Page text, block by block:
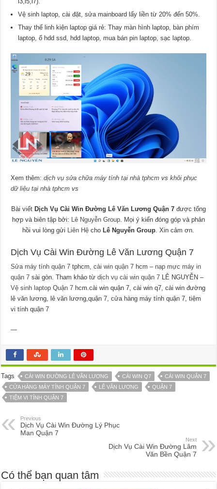
Vệ sinh laptop, cài đặt, sửa mainboard lấy liền từ 20% đến 50%.
Thay thế linh kiện laptop giá rẻ: Thay màn hình laptop, bàn phím
laptop, ổ hdd ssd, hdd laptop, mua bán pin laptop, sạc laptop.
Xem thêm:dịch vụ sửa chữa máy tính tại nhà tphcm vskhôi phục
dữ liệu tại nhà tphcm vs
Bài viết Dịch Vụ Cài Win Đường Lê Văn Lương Quận 7 được tổng
hợp và biên tập bởi: Lê Nguyễn Group. Mọi ý kiến đóng góp và phản
hồi vui lòng gửi Liên Hệ cho Lê Nguyễn Group. Xin cảm ơn.
Dịch Vụ Cài Win Đường Lê Văn Lương Quận 7
Sửa máy tính quận 7 tphcm,cài win quận 7 hcm – nạp mực máy in
quận 7 sài gòn. Tham khảo từdịch vụ cài win quận 7 LÊ NGUYỄN –
Vệ sinh laptop Quận 7 hcm.cài win quận 7, cài win q7, cài win đường
lê văn lương, lê văn lương,quận 7, cửa hàng máy tính quận 7, tiệm
vi tính quận 7
—
Tags CÀI WIN ĐƯỜNG LÊ VĂN LƯƠNG CÀI WIN Q7
CÀI WIN QUẬN 7
CỬA HÀNG MÁY TÍNH QUẬN 7
LÊ VĂN LƯƠNG
QUẬN 7
TIỆM VI TÍNH QUẬN 7
Previous
Dịch Vụ Cài Win Đường Lý Phục
Man Quận 7
Next
Dịch Vụ Cài Win Đường Lâm
Văn Bền Quận 7
Có thể bạn quan tâm